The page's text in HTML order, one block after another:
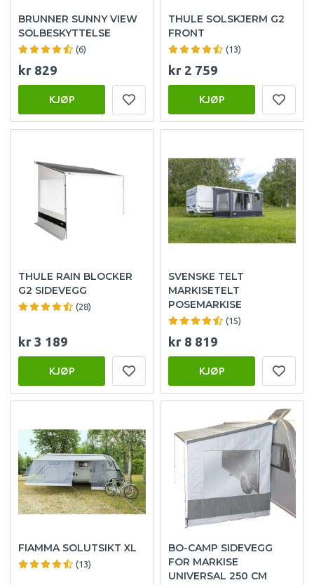
BRUNNER SUNNY VIEW
SOLBESKYTTELSE
(6)
kr 829
KJØP
THULE SOLSKJERM G2
FRONT
(13)
kr 2 759
KJØP
THULE RAIN BLOCKER
G2 SIDEVEGG
(28)
kr 3 189
KJØP
SVENSKE TELT
MARKISETELT
POSEMARKISE
(15)
kr 8 819
KJØP
FIAMMA SOLUTSIKT XL
(13)
BO-CAMP SIDEVEGG
FOR MARKISE
UNIVERSAL 250 CM